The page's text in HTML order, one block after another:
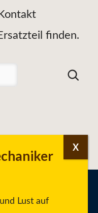
finden.
Lust auf